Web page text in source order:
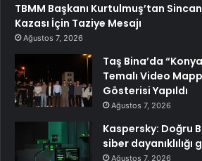
TBMM Başkanı Kurtulmuş’tan
Kazası İçin Taziye Mesajı
Ağustos 7, 2026
Taş Bina’da
Temalı Video
Gösterisi Yapıldı
Ağustos 7, 2026
Kaspersky: Doğru
siber
Ağustos 7, 2026